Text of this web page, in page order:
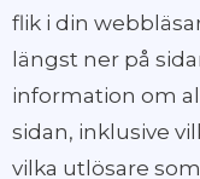
flik i din
längst ner på
information om
sidan, inklusive
vilka utlösare